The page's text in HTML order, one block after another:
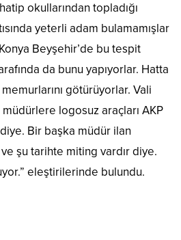
okullarından topladığı
yeterli adam bulamamışlar
Beyşehir’de bu tespit
da bunu yapıyorlar. Hatta
götürüyorlar. Vali
müdürlere logosuz araçları AKP
Bir başka müdür ilan
şu tarihte miting vardır diye.
eleştirilerinde bulundu.